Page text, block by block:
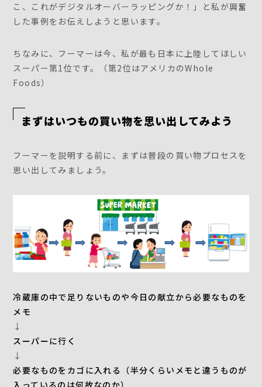
こ、これがデジタルオーバーラッピングか！」と私が興奮
した事例をお伝えしようと思います。
ちなみに、フーマーは今、私が最も日本に上陸してほしい
スーパー第1位です。（第2位はアメリカのWhole
Foods）
まずはいつもの買い物を思い出してみよう
フーマーを説明する前に、まずは普段の買い物プロセスを
思い出してみましょう。
冷蔵庫の中で足りないものや今日の献立から必要なものを
メモ
↓
スーパーに行く
↓
必要なものをカゴに入れる（半分くらいメモと違うものが
入っているのは何故なのか）